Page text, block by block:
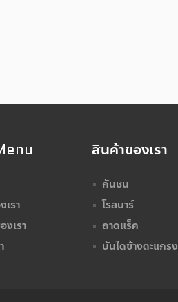
เรา
งเรา
สินค้าของเรา
กันชน
โรลบาร์
ถาดแร็ค
บันไดข้างตะแกรง